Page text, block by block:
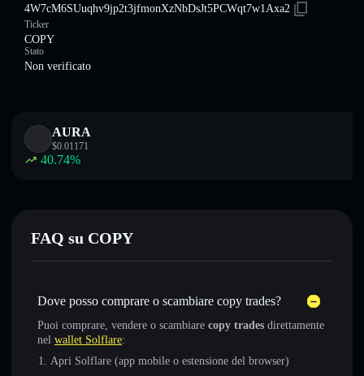
4W7cM6SUuqhv9jp2t3jfmonXzNbDsJt5PCWqt7w1Axa2
Ticker
COPY
Stato
Non verificato
AURA
$0.01171
40.74%
FAQ su COPY
Dove posso comprare o scambiare copy trades?
Puoi comprare, vendere o scambiare copy trades direttamente
nel wallet Solflare:
Apri Solflare (app mobile o estensione del browser)